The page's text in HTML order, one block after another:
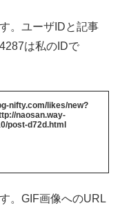
。ユーザIDと記事
は私のIDで
nifty.com/likes/new?
naosan.way-
post-d72d.html
。GIF画像へのURL